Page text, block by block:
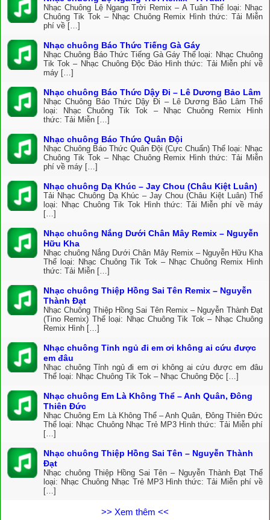
Nhạc Chuông Lệ Ngang Trời Remix – A Tuân Thể loại: Nhạc
Chuông Tik Tok – Nhạc Chuông Remix Hình thức: Tải Miễn
phí về […]
Nhạc chuông Báo Thức Tiếng Gà Gáy
Nhạc Chuông Báo Thức Tiếng Gà Gáy Thể loại: Nhạc Chuông
Tik Tok – Nhạc Chuông Độc Đáo Hình thức: Tải Miễn phí về
máy […]
Nhạc chuông Báo Thức Dậy Đi – Lê Dương Bảo Lâm
Nhạc Chuông Báo Thức Dậy Đi – Lê Dương Bảo Lâm Thể
loại: Nhạc Chuông Tik Tok – Nhạc Chuông Remix Hình
thức: Tải Miễn […]
Nhạc chuông Báo Thức Quân Đội
Nhạc Chuông Báo Thức Quân Đội (Cực Chuẩn) Thể loại: Nhạc
Chuông Tik Tok – Nhạc Chuông Remix Hình thức: Tải Miễn
phí về máy […]
Nhạc chuông Dạ Khúc – Jay Chou (Châu Kiệt Luân)
Tải Nhạc Chuông Dạ Khúc – Jay Chou (Châu Kiệt Luân) Thể
loại: Nhạc Chuông Tik Tok Hình thức: Tải Miễn phí về máy
[…]
Nhạc chuông Nắng Dưới Chân Mây Remix – Nguyễn
Hữu Kha
Nhạc chuông Nắng Dưới Chân Mây Remix – Nguyễn Hữu Kha
Thể loại: Nhạc Chuông Tik Tok – Nhạc Chuông Remix Hình
thức: Tải Miễn […]
Nhạc chuông Thiệp Hồng Sai Tên Remix – Nguyễn
Thành Đạt
Nhạc Chuông Thiệp Hồng Sai Tên Remix – Nguyễn Thành Đạt
(Tino Remix) Thể loại: Nhạc Chuông Tik Tok – Nhạc Chuông
Remix Hình […]
Nhạc chuông Tỉnh ngủ đi em ơi không ai cứu được
em đâu
Nhạc chuông Tỉnh ngủ đi em ơi không ai cứu được em đâu
Thể loại: Nhạc Chuông Tik Tok – Nhạc Chuông Độc […]
Nhạc chuông Em Là Không Thể – Anh Quân, Đông
Thiên Đức
Nhạc Chuông Em Là Không Thể – Anh Quân, Đông Thiên Đức
Thể loại: Nhạc Chuông Nhạc Trẻ MP3 Hình thức: Tải Miễn phí
[…]
Nhạc chuông Thiệp Hồng Sai Tên – Nguyễn Thành
Đạt
Nhạc chuông Thiệp Hồng Sai Tên – Nguyễn Thành Đạt Thể
loại: Nhạc Chuông Nhạc Trẻ MP3 Hình thức: Tải Miễn phí về
[…]
>> Xem thêm <<